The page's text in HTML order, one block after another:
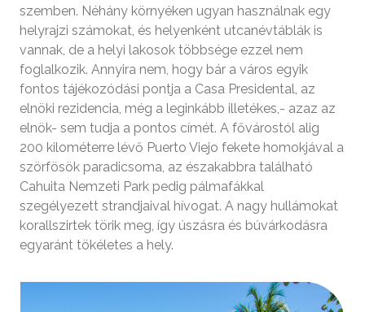
szemben. Néhány környéken ugyan használnak egy
helyrajzi számokat, és helyenként utcanévtáblák is
vannak, de a helyi lakosok többsége ezzel nem
foglalkozik. Annyira nem, hogy bár a város egyik
fontos tájékozódási pontja a Casa Presidental, az
elnöki rezidencia, még a leginkább illetékes,- azaz az
elnök- sem tudja a pontos címét. A fővárostól alig
200 kilométerre lévő Puerto Viejo fekete homokjával a
szörfösök paradicsoma, az északabbra található
Cahuita Nemzeti Park pedig pálmafákkal
szegélyezett strandjaival hívogat. A nagy hullámokat
korallszirtek törik meg, így úszásra és búvárkodásra
egyaránt tökéletes a hely.